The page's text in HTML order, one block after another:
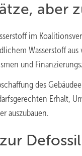
aber
im
Wasserstoff
und
des
Erhalt,
auszubauen.